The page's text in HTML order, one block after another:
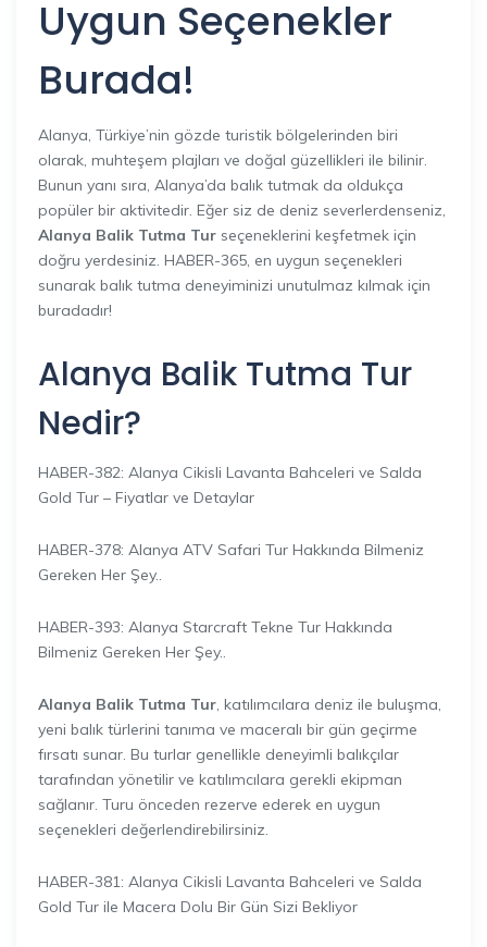
Uygun Seçenekler
Burada!
Alanya, Türkiye’nin gözde turistik bölgelerinden biri
olarak, muhteşem plajları ve doğal güzellikleri ile bilinir.
Bunun yanı sıra, Alanya’da balık tutmak da oldukça
popüler bir aktivitedir. Eğer siz de deniz severlerdenseniz,
Alanya Balik Tutma Tur seçeneklerini keşfetmek için
doğru yerdesiniz. HABER-365, en uygun seçenekleri
sunarak balık tutma deneyiminizi unutulmaz kılmak için
buradadır!
Alanya Balik Tutma Tur
Nedir?
HABER-382: Alanya Cikisli Lavanta Bahceleri ve Salda
Gold Tur – Fiyatlar ve Detaylar
HABER-378: Alanya ATV Safari Tur Hakkında Bilmeniz
Gereken Her Şey..
HABER-393: Alanya Starcraft Tekne Tur Hakkında
Bilmeniz Gereken Her Şey..
Alanya Balik Tutma Tur, katılımcılara deniz ile buluşma,
yeni balık türlerini tanıma ve maceralı bir gün geçirme
fırsatı sunar. Bu turlar genellikle deneyimli balıkçılar
tarafından yönetilir ve katılımcılara gerekli ekipman
sağlanır. Turu önceden rezerve ederek en uygun
seçenekleri değerlendirebilirsiniz.
HABER-381: Alanya Cikisli Lavanta Bahceleri ve Salda
Gold Tur ile Macera Dolu Bir Gün Sizi Bekliyor